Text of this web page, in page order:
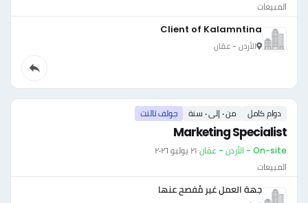
المبيعات
Client of Kalamntina
الأردن - عمّان
دوام كامل من ٠ إلى ٠ سنة جولف تالنت
Marketing Specialist
On-site - الأردن - عمّان ·٢١ يوليو ٢٠٢٦
المبيعات
جهة العمل غير مُفصح عنها